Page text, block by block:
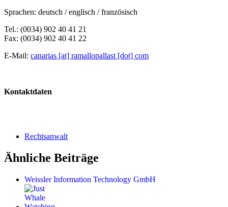
Sprachen: deutsch / englisch / französisch
Tel.: (0034) 902 40 41 21
Fax: (0034) 902 40 41 22
E-Mail: canarias [at] ramallopallast [dot] com
Kontaktdaten
Rechtsanwalt
Ähnliche Beiträge
Weissler Information Technology GmbH